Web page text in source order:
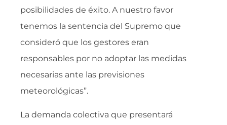
posibilidades de éxito. A nuestro favor
tenemos la sentencia del Supremo que
consideró que los gestores eran
responsables por no adoptar las medidas
necesarias ante las previsiones
meteorológicas”.
La demanda colectiva que presentará